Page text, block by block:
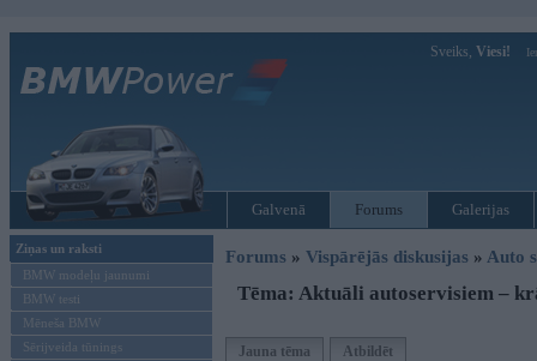
Sveiks, Viesi!
Galvenā Forums Galerijas
Ziņas un raksti
BMW modeļu jaunumi
BMW testi
Mēneša BMW
Sērijveida tūnings
Forums » Vispārējās diskusijas » Auto
Tēma: Aktuāli autoservisiem –
Jauna tēma Atbildēt